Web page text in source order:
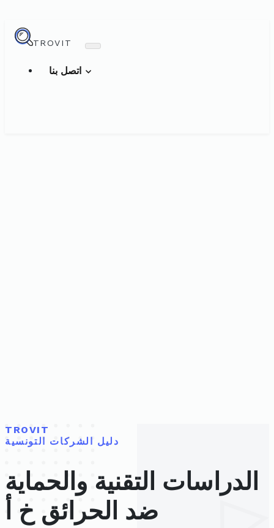
TROVIT
TROVIT
دليل الشركات التونسية
الدراسات التقنية والحماية
ضد الحرائق خ أ